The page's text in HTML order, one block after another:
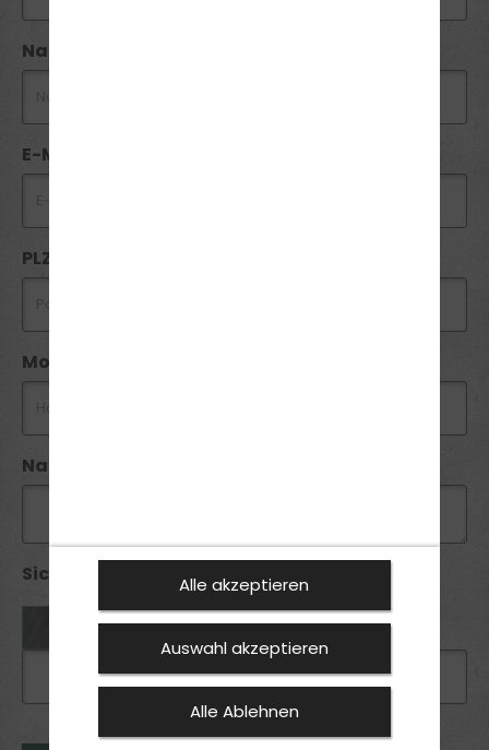
Nachname
E-Mail
PLZ *
Mobil *
Nachricht
Sicherheitsabfrage *:Alle akzeptieren
Auswahl akzeptieren
Alle Ablehnen